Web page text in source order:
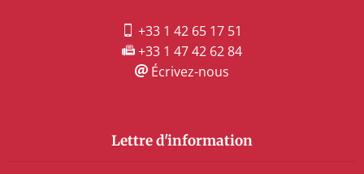
+33 1 42 65 17 51
+33 1 47 42 62 84
Écrivez-nous
Lettre d'information